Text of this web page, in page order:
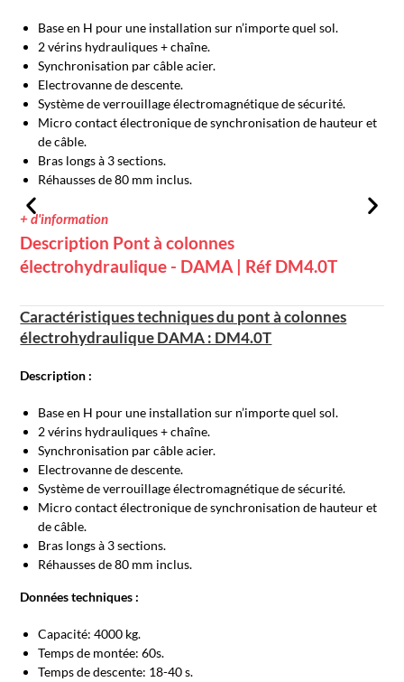
Base en H pour une installation sur n’importe quel sol.
2 vérins hydrauliques + chaîne.
Synchronisation par câble acier.
Electrovanne de descente.
Système de verrouillage électromagnétique de sécurité.
Micro contact électronique de synchronisation de hauteur et
de câble.
Bras longs à 3 sections.
Réhausses de 80 mm inclus.
+ d'information
Description Pont à colonnes
électrohydraulique - DAMA | Réf DM4.0T
Caractéristiques techniques du pont à colonnes
électrohydraulique DAMA : DM4.0T
Description :
Base en H pour une installation sur n’importe quel sol.
2 vérins hydrauliques + chaîne.
Synchronisation par câble acier.
Electrovanne de descente.
Système de verrouillage électromagnétique de sécurité.
Micro contact électronique de synchronisation de hauteur et
de câble.
Bras longs à 3 sections.
Réhausses de 80 mm inclus.
Données techniques :
Capacité: 4000 kg.
Temps de montée: 60s.
Temps de descente: 18-40 s.